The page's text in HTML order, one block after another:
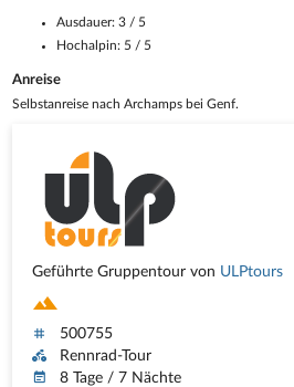
Ausdauer: 3 / 5
Hochalpin: 5 / 5
Anreise
Selbstanreise nach Archamps bei Genf.
Geführte Gruppentour von ULPtours
500755
Rennrad-Tour
8 Tage / 7 Nächte